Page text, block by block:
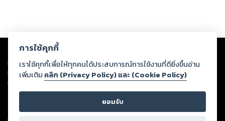
Copyright © 2026
ต่อผลงานหรือเนื้อหาใดที่อัปโหลดผ่านเว็บไซต์และปรากฏว่าละเมิดสิทธิใน
ทรัพย์สินทางปัญญาของบุคคลอื่นหรือขัดต่อกฎหมายและศีลธรรม ดังนั้น ผู้อ่าน
ทุกท่านโปรดใช้วิจารณญาณในการกลั่นกรองด้วยตนเอง และหากท่านพบว่าส่วน
หนึ่งส่วนใดขัดต่อกฎหมายและศีลธรรม กรุณาแจ้งมายังบริษัท เพื่อทีมงานจะได้
ดำเนินการในทันที ทั้งนี้ ทางสตอรี่ล็อกขอสงวนลิขสิทธิ์ตามพระราชบัญญัติ
ลิขสิทธิ์ พ.ศ. 2537 (ฉบับล่าสุด)
การใช้คุกกี้
เราใช้คุกกี้เพื่อให้ทุกคนได้ประสบการณ์การใช้งานที่ดียิ่งขึ้นอ่าน
เพิ่มเติม คลิก (Privacy Policy) และ (Cookie Policy)
ยอมรับ